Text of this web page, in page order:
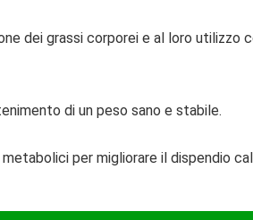
dei grassi corporei e al loro utilizzo
di un peso sano e stabile.
per migliorare il dispendio